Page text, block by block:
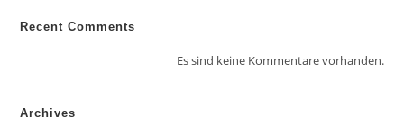
Recent Comments
Es sind keine Kommentare vorhanden.
Archives